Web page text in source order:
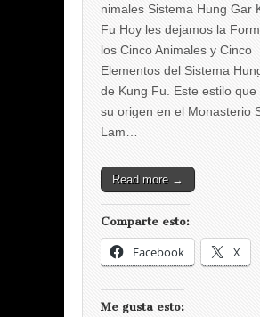
nimales Sistema Hung Gar
Fu Hoy les dejamos la
los Cinco Animales y Cinco
Elementos del Sistema
de Kung Fu. Este estilo que
su origen en el Monasterio
Lam…
Read more →
Comparte esto:
Facebook X
Me gusta esto: